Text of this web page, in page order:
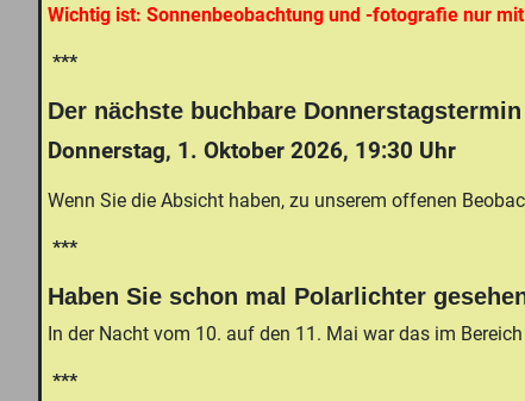
Wichtig ist: Sonnenbeobachtung und -fotografie nur
***
Der nächste buchbare Donnerstagstermin
Donnerstag, 1. Oktober 2026, 19:30 Uhr
Wenn Sie die Absicht haben, zu unserem offenen
***
Haben Sie schon mal Polarlichter
In der Nacht vom 10. auf den 11. Mai war das im
***